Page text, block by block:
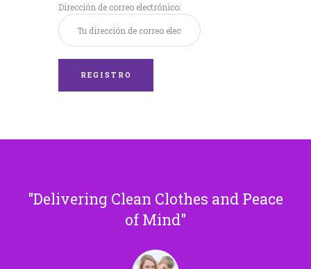
Dirección de correo electrónico:
Delivering Clean Clothes and Peace
of Mind